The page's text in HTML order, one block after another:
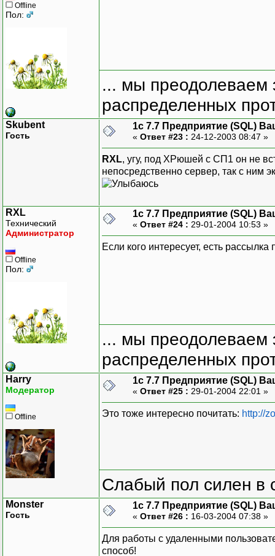
Offline
Пол:
... мы преодолеваем
распределенных
Skubent
Гость
1с 7.7 Предприятие (SQL)
« Ответ #23 : 24-12-2003 08:47 »
RXL, угу, под ХРюшей с СП1 он не
непосредственно сервер, так с ним
RXL
Технический
Администратор
Offline
Пол:
1с 7.7 Предприятие (SQL)
« Ответ #24 : 29-01-2004 10:53 »
Если кого интересует, есть
... мы преодолеваем
распределенных
Harry
Модератор
Offline
1с 7.7 Предприятие (SQL)
« Ответ #25 : 29-01-2004 22:01 »
Это тоже интересно почитать: http://
Слабый пол силен в
Monster
Гость
1с 7.7 Предприятие (SQL)
« Ответ #26 : 16-03-2004 07:38 »
Для работы с удаленными
способ!